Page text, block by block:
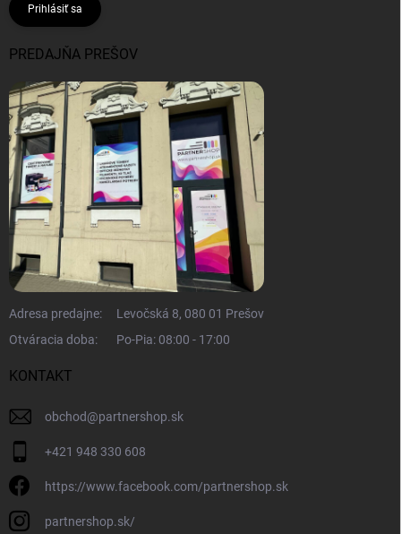
Prihlásiť sa
PREDAJŇA PREŠOV
Adresa predajne:
Levočská 8, 080 01 Prešov
Otváracia doba:
Po-Pia: 08:00 - 17:00
KONTAKT
obchod@partnershop.sk
+421 948 330 608
https://www.facebook.com/partnershop.sk
partnershop.sk/